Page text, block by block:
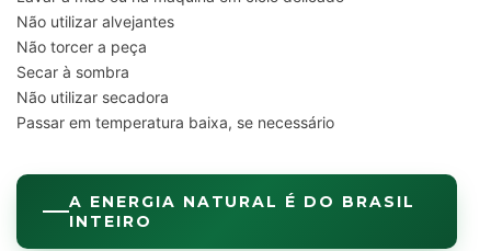
Não utilizar alvejantes
Não torcer a peça
Secar à sombra
Não utilizar secadora
Passar em temperatura baixa, se necessário
A ENERGIA NATURAL É DO BRASIL
INTEIRO